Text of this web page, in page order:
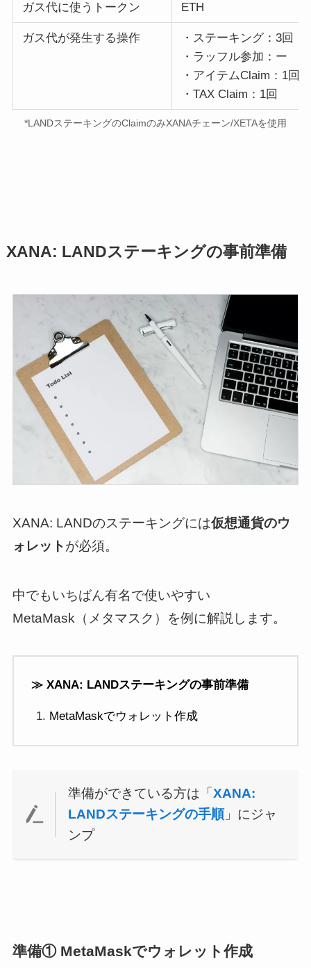
ガス代に使うトークン ETH
ガス代が発生する操作
・ステーキング：3回
・ラッフル参加：ー
・アイテムClaim：1回*
・TAX Claim：1回
*LANDステーキングのClaimのみXANAチェーン/XETAを使用
XANA: LANDステーキングの事前準備
XANA: LANDのステーキングには仮想通貨のウ
ォレットが必須。
中でもいちばん有名で使いやすい
MetaMask（メタマスク）を例に解説します。
≫ XANA: LANDステーキングの事前準備
MetaMaskでウォレット作成
準備ができている方は「XANA:
LANDステーキングの手順」にジャ
ンプ
準備① MetaMaskでウォレット作成